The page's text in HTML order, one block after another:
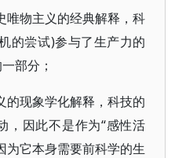
唯物主义的经典解释，科
的尝试)参与了生产力的
部分；
的现象学化解释，科技的
，因此不是作为“感性活
为它本身需要前科学的生